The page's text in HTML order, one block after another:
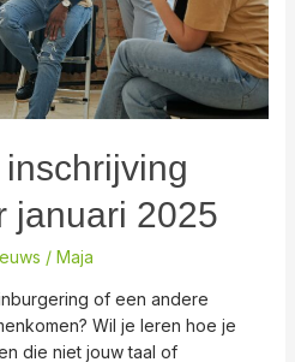
januari 2025
/ Maja
of een andere
Wil je leren hoe je
die niet jouw taal of